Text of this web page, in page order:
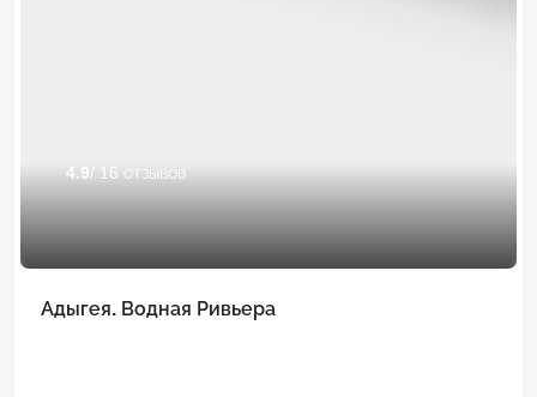
4.9 / 16 отзывов
Адыгея. Водная Ривьера